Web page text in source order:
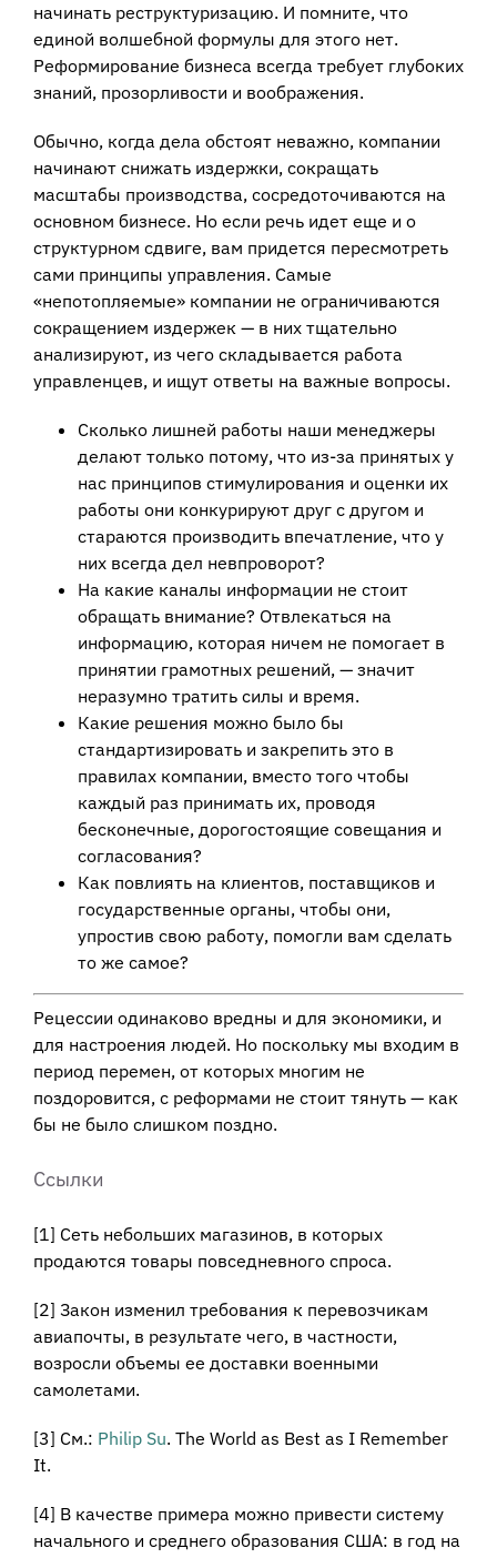
начинать реструктуризацию. И помните, что
единой волшебной формулы для этого нет.
Реформирование бизнеса всегда требует глубоких
знаний, прозорливости и воображения.
Обычно, когда дела обстоят неважно, компании
начинают снижать издержки, сокращать
масштабы производства, сосредоточиваются на
основном бизнесе. Но если речь идет еще и о
структурном сдвиге, вам придется пересмотреть
сами принципы управления. Самые
«непотопляемые» компании не ограничиваются
сокращением издержек — в них тщательно
анализируют, из чего складывается работа
управленцев, и ищут ответы на важные вопросы.
Сколько лишней работы наши менеджеры
делают только потому, что из-за принятых у
нас принципов стимулирования и оценки их
работы они конкурируют друг с другом и
стараются производить впечатление, что у
них всегда дел невпроворот?
На какие каналы информации не стоит
обращать внимание? Отвлекаться на
информацию, которая ничем не помогает в
принятии грамотных решений, — значит
неразумно тратить силы и время.
Какие решения можно было бы
стандартизировать и закрепить это в
правилах компании, вместо того чтобы
каждый раз принимать их, проводя
бесконечные, дорогостоящие совещания и
согласования?
Как повлиять на клиентов, поставщиков и
государственные органы, чтобы они,
упростив свою работу, помогли вам сделать
то же самое?
Рецессии одинаково вредны и для экономики, и
для настроения людей. Но поскольку мы входим в
период перемен, от которых многим не
поздоровится, с реформами не стоит тянуть — как
бы не было слишком поздно.
Ссылки
[1] Сеть небольших магазинов, в которых
продаются товары повседневного спроса.
[2] Закон изменил требования к перевозчикам
авиапочты, в результате чего, в частности,
возросли объемы ее доставки военными
самолетами.
[3] См.: Philip Su. The World as Best as I Remember
It.
[4] В качестве примера можно привести систему
начального и среднего образования США: в год на